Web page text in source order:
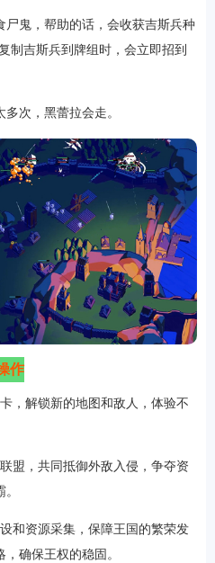
尸鬼，帮助的话，会收获吉斯兵种
制吉斯兵到牌组时，会立即招到
次，黑蕾拉会走。
作
，解锁新的地图和敌人，体验不
盟，共同抵御外敌入侵，争夺资
和资源采集，保障王国的繁荣发
确保王权的稳固。